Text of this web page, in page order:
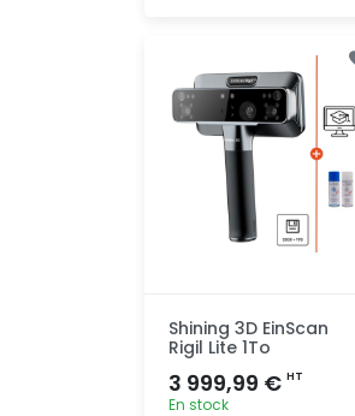
rapide
Shining 3D EinScan
Rigil Lite 1To
3 999,99 € HT
En stock